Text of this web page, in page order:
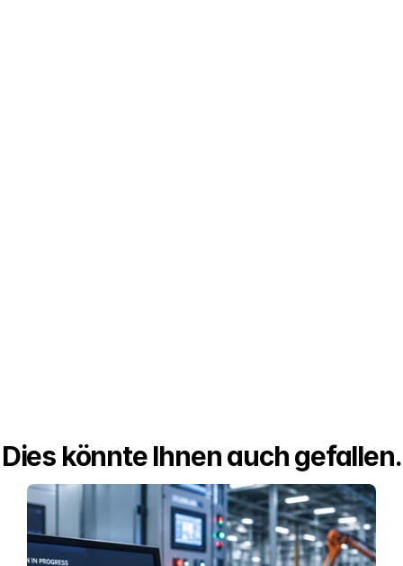
Dies könnte Ihnen auch gefallen.